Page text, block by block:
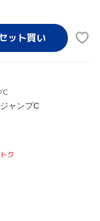
C
ャンプC
ク